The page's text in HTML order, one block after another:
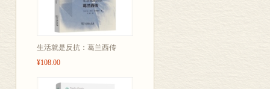
生活就是反抗：葛兰西传
¥108.00